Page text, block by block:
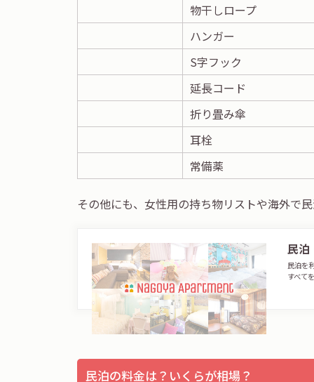
物干しロープ
ハンガー
S字フック
延長コード
折り畳み傘
耳栓
常備薬
その他にも、女性用の持ち物リストや海外で
民泊
民泊を
すべて
民泊の料金は？いくらが相場？